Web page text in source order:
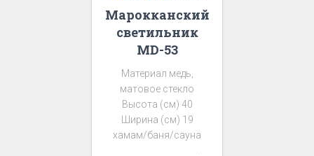
Марокканский
светильник
MD-53
Материал медь,
матовое стекло
Высота (см) 40
Ширина (см) 19
хамам/баня/сауна